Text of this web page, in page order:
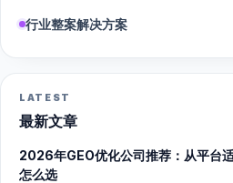
行业整案解决方案
LATEST
最新文章
2026年GEO优化公司推荐：从平台
怎么选